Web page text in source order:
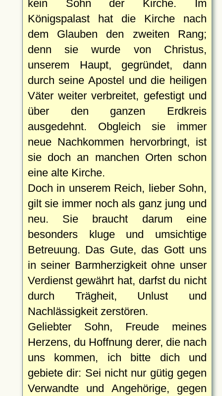
kein Sohn der Kirche. Im
Königspalast hat die Kirche nach
dem Glauben den zweiten Rang;
denn sie wurde von Christus,
unserem Haupt, gegründet, dann
durch seine Apostel und die heiligen
Väter weiter verbreitet, gefestigt und
über den ganzen Erdkreis
ausgedehnt. Obgleich sie immer
neue Nachkommen hervorbringt, ist
sie doch an manchen Orten schon
eine alte Kirche.
Doch in unserem Reich, lieber Sohn,
gilt sie immer noch als ganz jung und
neu. Sie braucht darum eine
besonders kluge und umsichtige
Betreuung. Das Gute, das Gott uns
in seiner Barmherzigkeit ohne unser
Verdienst gewährt hat, darfst du nicht
durch Trägheit, Unlust und
Nachlässigkeit zerstören.
Geliebter Sohn, Freude meines
Herzens, du Hoffnung derer, die nach
uns kommen, ich bitte dich und
gebiete dir: Sei nicht nur gütig gegen
Verwandte und Angehörige, gegen